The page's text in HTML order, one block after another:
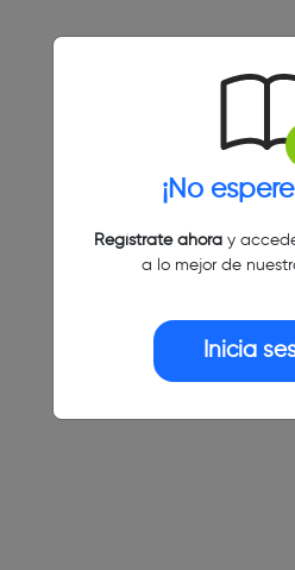
¡No
Regístrate ahoray
a lo mejor de
Inicia